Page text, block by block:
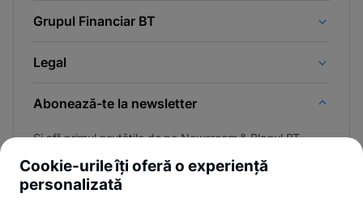
Grupul Financiar BT
Legal
Abonează-te la newsletter
Și afli primul noutățile de pe Newsroom & Blogul BT.
Cookie-urile îți oferă o experiență
personalizată